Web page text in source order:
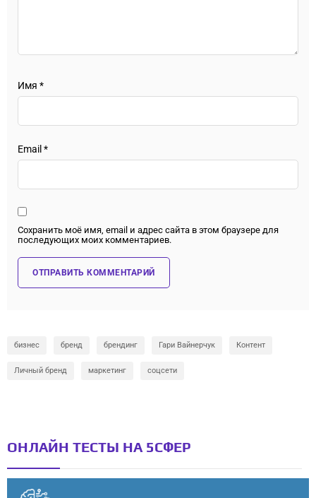
Имя *
Email *
Сохранить моё имя, email и адрес сайта в этом браузере для
последующих моих комментариев.
бизнес бренд брендинг Гари Вайнерчук Контент
Личный бренд маркетинг соцсети
ОНЛАЙН ТЕСТЫ НА 5СФЕР